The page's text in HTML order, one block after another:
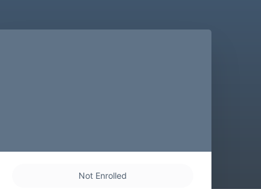
Not Enrolled